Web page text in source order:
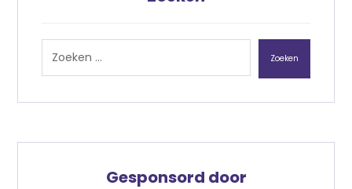
Zoeken
Gesponsord door